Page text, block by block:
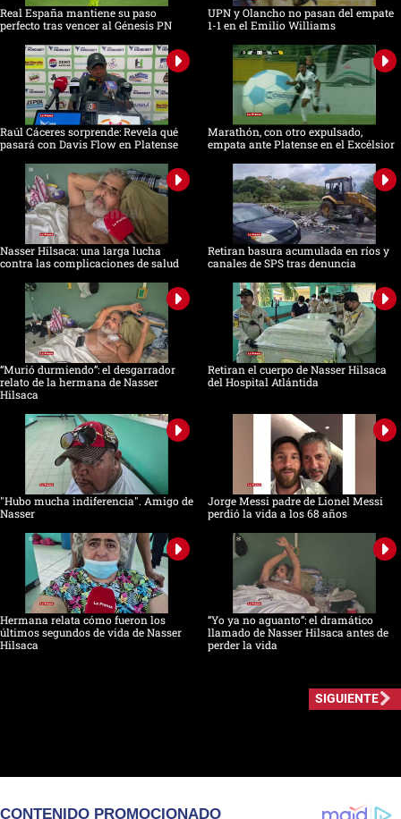
Real España mantiene su paso
perfecto tras vencer al Génesis PN
UPN y Olancho no pasan del empate
1-1 en el Emilio Williams
Raúl Cáceres sorprende: Revela qué
pasará con Davis Flow en Platense
Marathón, con otro expulsado,
empata ante Platense en el Excélsior
Nasser Hilsaca: una larga lucha
contra las complicaciones de salud
Retiran basura acumulada en ríos y
canales de SPS tras denuncia
“Murió durmiendo”: el desgarrador
relato de la hermana de Nasser
Hilsaca
Retiran el cuerpo de Nasser Hilsaca
del Hospital Atlántida
"Hubo mucha indiferencia". Amigo de
Nasser
Jorge Messi padre de Lionel Messi
perdió la vida a los 68 años
Hermana relata cómo fueron los
últimos segundos de vida de Nasser
Hilsaca
“Yo ya no aguanto”: el dramático
llamado de Nasser Hilsaca antes de
perder la vida
SIGUIENTE
CONTENIDO PROMOCIONADO